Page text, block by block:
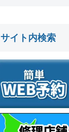
サイト内検索